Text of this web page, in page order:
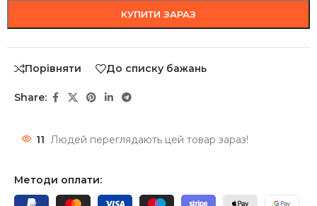
КУПИТИ ЗАРАЗ
Порівняти До списку бажань
Share:
11 Людей переглядають цей товар зараз!
Методи оплати: